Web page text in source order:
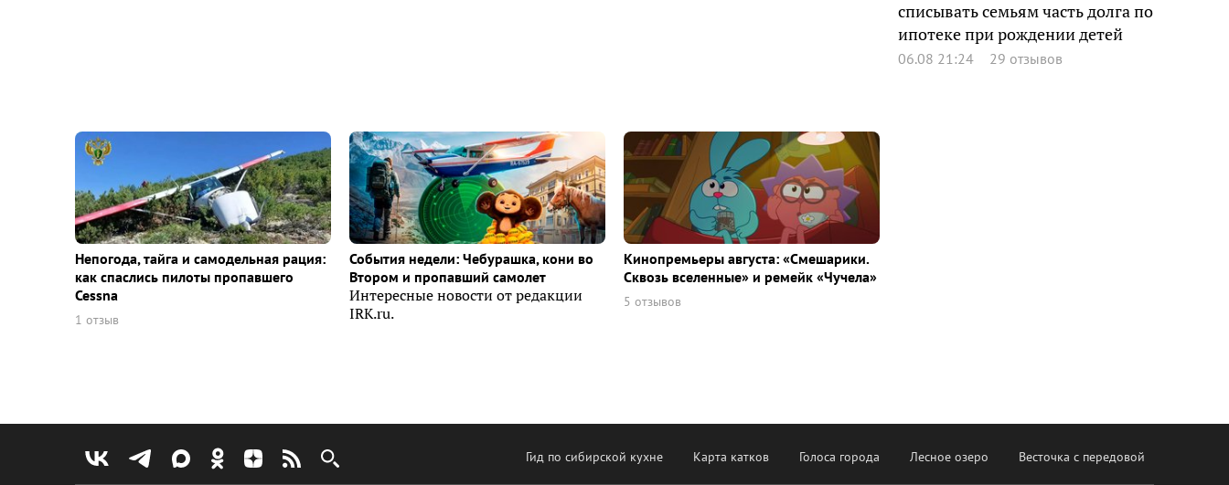
списывать семьям часть долга по
ипотеке при рождении детей
06.08 21:24 29 отзывов
Непогода, тайга и самодельная рация:
как спаслись пилоты пропавшего
Cessna
1 отзыв
События недели: Чебурашка, кони во
Втором и пропавший самолет
Интересные новости от редакции
IRK.ru.
Кинопремьеры августа: «Смешарики.
Сквозь вселенные» и ремейк «Чучела»
5 отзывов
Гид по сибирской кухне Карта катков Голоса города Лесное озеро Весточка с передовой